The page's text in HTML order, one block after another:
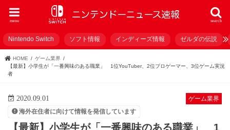
search
menu
Nintendo Switch ソフト情報 インディーズ情報 ゼルダの伝説
HOME
ゲーム業界
【最新】小学生が「一番興味のある職業」 1位YouTuber、2位プロゲーマー、3位ゲーム実況
者
ゲーム業界
2020.09.01
海外在住者に向けて情報を発信しています
【最新】小学生が「一番興味のある職業」 1